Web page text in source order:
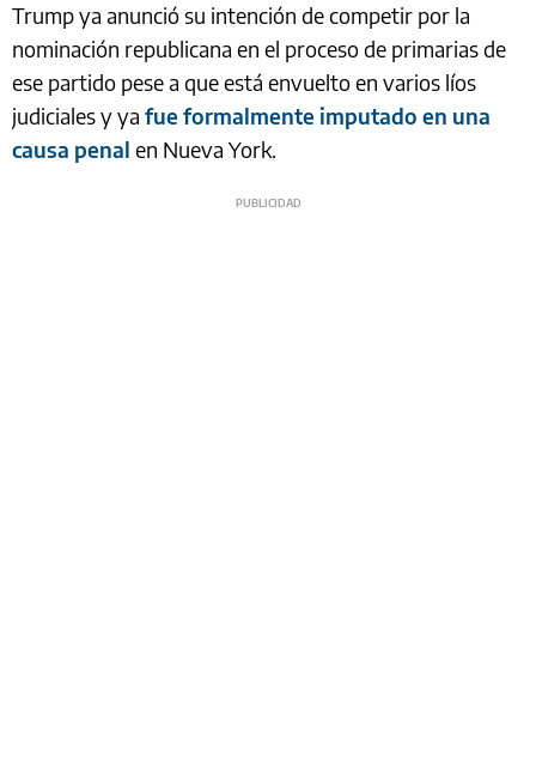
Trump ya anunció su intención de competir por la
nominación republicana en el proceso de primarias de
ese partido pese a que está envuelto en varios líos
judiciales y ya fue formalmente imputado en una
causa penal en Nueva York.